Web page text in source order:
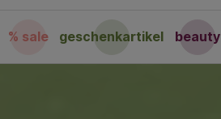
% sale geschenkartikel beauty